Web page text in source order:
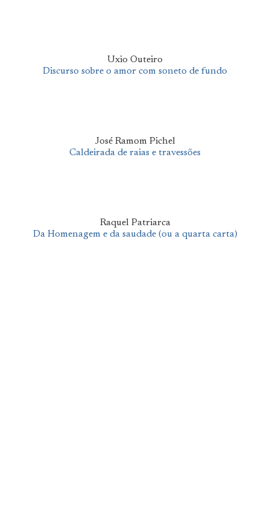
Uxio Outeiro
Discurso sobre o amor com soneto de fundo
José Ramom Pichel
Caldeirada de raias e travessões
Raquel Patriarca
Da Homenagem e da saudade (ou a quarta carta)